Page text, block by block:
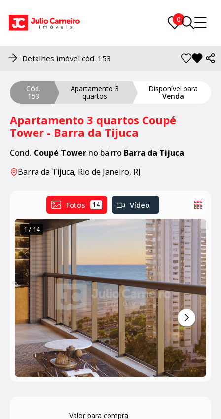
0
0
Detalhes imóvel cód. 153
Cód.
153
Apartamento 3
quartos
Disponível para
Venda
Apartamento 3 quartos Coupé
Tower - Barra da Tijuca
Cond. Coupé Tower no bairro Barra da Tijuca
Barra da Tijuca, Rio de Janeiro, RJ
Fotos 14 Vídeo
1 / 14
Valor para compra